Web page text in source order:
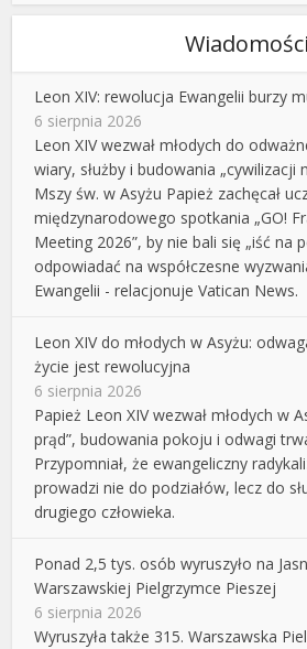
Wiadomości
Leon XIV: rewolucja Ewangelii burzy
6 sierpnia 2026
Leon XIV wezwał młodych do
wiary, służby i budowania „cywilizacji
Mszy św. w Asyżu Papież zachęcał
międzynarodowego spotkania „GO!
Meeting 2026”, by nie bali się „iść na
odpowiadać na współczesne
Ewangelii - relacjonuje Vatican News.
Leon XIV do młodych w Asyżu:
życie jest rewolucyjna
6 sierpnia 2026
Papież Leon XIV wezwał młodych w
prąd”, budowania pokoju i odwagi
Przypomniał, że ewangeliczny
prowadzi nie do podziałów, lecz do
drugiego człowieka.
Ponad 2,5 tys. osób wyruszyło na
Warszawskiej Pielgrzymce Pieszej
6 sierpnia 2026
Wyruszyła także 315. Warszawska